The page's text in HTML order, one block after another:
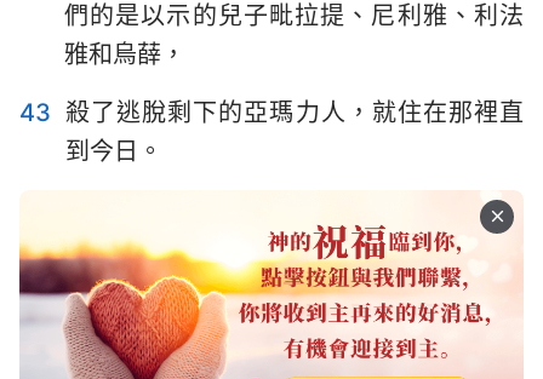
們的是以示的兒子毗拉提、尼利雅、利法
雅和烏薛，
43 殺了逃脫剩下的亞瑪力人，就住在那裡直
到今日。